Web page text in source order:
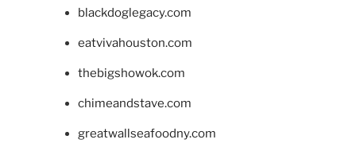
blackdoglegacy.com
eatvivahouston.com
thebigshowok.com
chimeandstave.com
greatwallseafoodny.com